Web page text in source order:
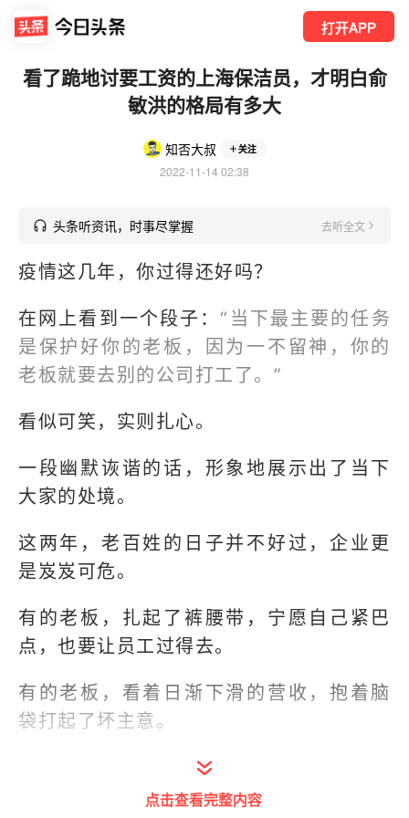
打开APP
看了跪地讨要工资的上海保洁员，才明白俞
敏洪的格局有多大
知否大叔 关注
2022-11-14 02:38
头条听资讯，时事尽掌握 去听全文
疫情这几年，你过得还好吗？
在网上看到一个段子： “当下最主要的任务
是保护好你的老板，因为一不留神，你的
老板就要去别的公司打工了。”
看似可笑，实则扎心。
一段幽默诙谐的话，形象地展示出了当下
大家的处境。
这两年，老百姓的日子并不好过，企业更
是岌岌可危。
有的老板，扎起了裤腰带，宁愿自己紧巴
点，也要让员工过得去。
有的老板，看着日渐下滑的营收，抱着脑
袋打起了坏主意。
打开今日头条查看图片详情
点击查看完整内容